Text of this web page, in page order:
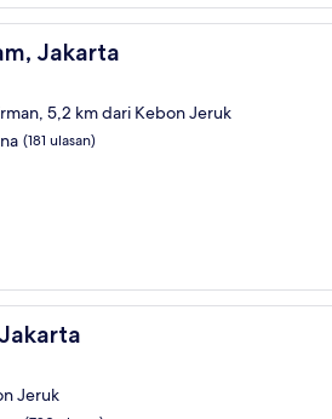
Jakarta
5,2 km dari Kebon Jeruk
(181 ulasan)
Jeruk